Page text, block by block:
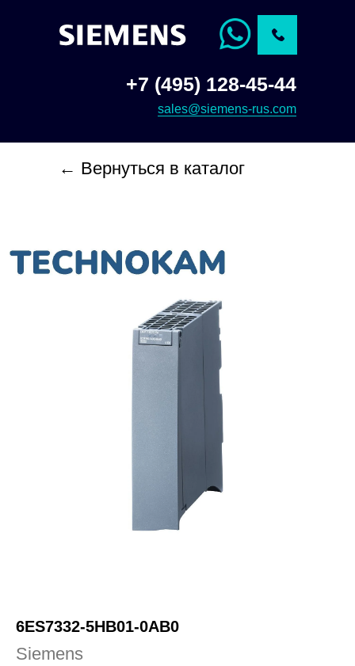
+7 (495) 128-45-44
sales@siemens-rus.com
← Вернуться в каталог
6ES7332-5HB01-0AB0
Siemens